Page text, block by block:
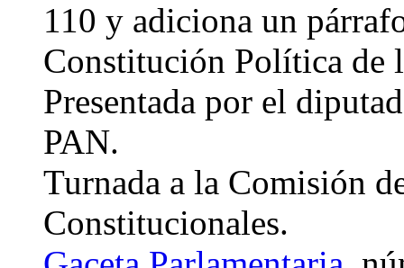
110 y adiciona un
Constitución Política de
Presentada por el
PAN.
Turnada a la Comisión
Constitucionales.